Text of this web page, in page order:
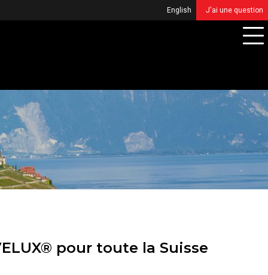
English J'ai une question
pour toute la Suisse